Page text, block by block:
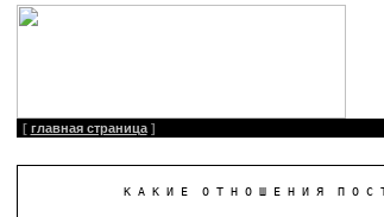
[ главная страница ]